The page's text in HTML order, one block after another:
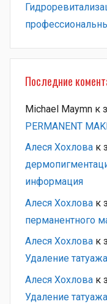
Последние
Michael Maymn к
PERMANENT
Алеся Хохлова к
информация
Алеся Хохлова к
перманентного
Алеся Хохлова к
Удаление
Алеся Хохлова к
Удаление